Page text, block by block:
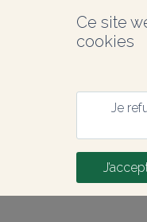
Ce site
cookies
Je